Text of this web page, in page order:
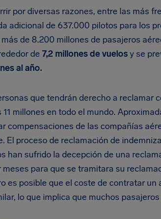
por diversas razones, entre las más
adicional de 637.000 pilotos para los
de 8.200 millones de pasajeros
de 7,2 millones de vuelosy se
al año.
que tendrán derecho a reclamar
millones en todo el mundo.
compensaciones de las compañías
El proceso de reclamación de
han sufrido la decepción de una
para que se tramitara su
es posible que el coste de contratar un
lo que implica que muchos